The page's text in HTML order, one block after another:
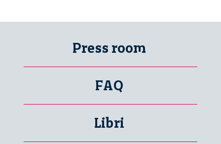
Press room
FAQ
Libri